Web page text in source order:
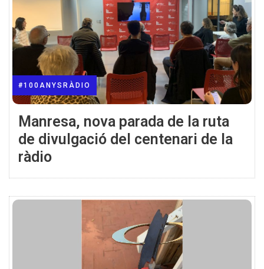
#100ANYSRÀDIO
Manresa, nova parada de la ruta
de divulgació del centenari de la
ràdio